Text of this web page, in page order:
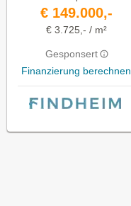
€ 149.000,-
€ 3.725,- / m²
Gesponsert
Finanzierung berechnen